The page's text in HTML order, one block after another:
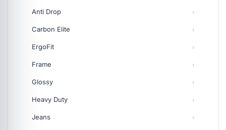
Anti Drop
Carbon Elite
ErgoFit
Frame
Glossy
Heavy Duty
Jeans